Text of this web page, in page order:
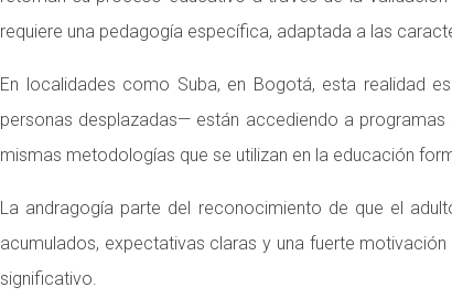
requiere una pedagogía específica, adaptada a las
En localidades como Suba, en Bogotá, esta realidad
personas desplazadas— están accediendo a
mismas metodologías que se utilizan en la educación
La andragogía parte del reconocimiento de que el
acumulados, expectativas claras y una fuerte
significativo.